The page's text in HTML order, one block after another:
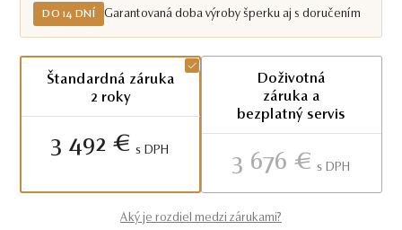
DO 14 DNÍ Garantovaná doba výroby šperku aj s doručením
Štandardná záruka
2 roky
3 492 € S DPH
Doživotná
záruka a
bezplatný servis
3 676 € S DPH
Aký je rozdiel medzi zárukami?